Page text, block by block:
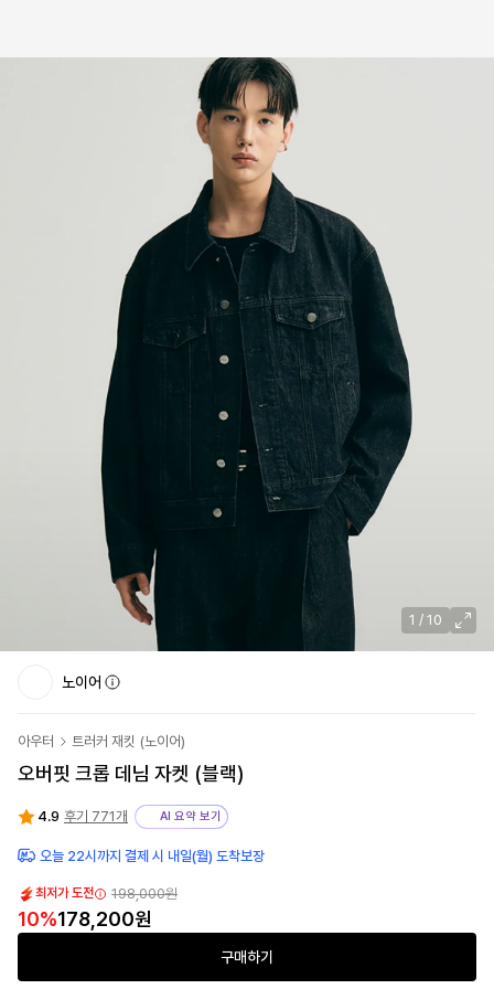
1 / 10
노이어
아우터 트러커 재킷 (노이어)
오버핏 크롭 데님 자켓 (블랙)
4.9 후기 771개 AI 요약 보기
오늘 22시까지 결제 시 내일(월) 도착보장
최저가 도전 198,000원
10%178,200원
구매하기